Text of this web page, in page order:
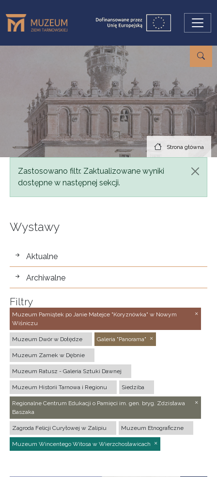
Strona główna
Komunikat
Zastosowano filtr. Zaktualizowane wyniki
dostępne w następnej sekcji.
Wystawy
wystawy
Aktualne
Archiwalne
Filtry
Muzeum Pamiątek po Janie Matejce "Koryznówka" w Nowym
Wiśniczu
Muzeum Dwór w Dołędze Galeria "Panorama"
Muzeum Zamek w Dębnie
Muzeum Ratusz - Galeria Sztuki Dawnej
Muzeum Historii Tarnowa i Regionu Siedziba
Regionalne Centrum Edukacji o Pamięci im. gen. bryg. Zdzisława
Baszaka
Zagroda Felicji Curyłowej w Zalipiu Muzeum Etnograficzne
Muzeum Wincentego Witosa w Wierzchosławicach